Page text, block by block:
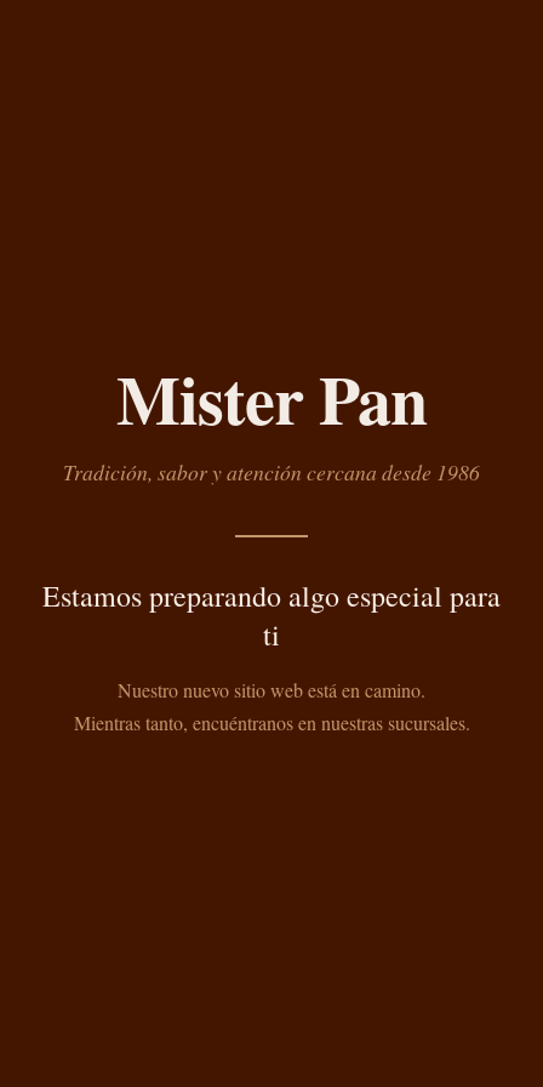
Mister Pan
Tradición, sabor y atención cercana desde 1986
Estamos preparando algo especial para
ti
Nuestro nuevo sitio web está en camino.
Mientras tanto, encuéntranos en nuestras sucursales.